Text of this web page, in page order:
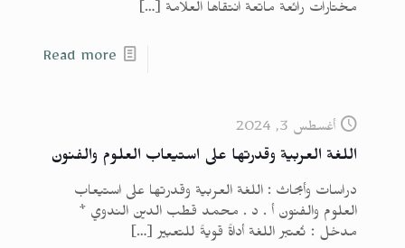
مختارات رائعة ماتعة انتقاها العلامة […]
Read more
أغسطس 3, 2024
اللغة العربية وقدرتها على استيعاب العلوم والفنون
دراسات وأبحاث : اللغة العربية وقدرتها على استيعاب
العلوم والفنون أ . د . محمد قطب الدين الندوي *
مدخل : تُعتبر اللغة أداةً قويةً للتعبير[…]